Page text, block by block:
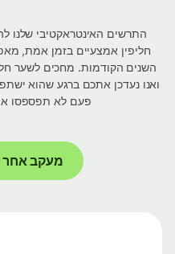
השנים הקודמות. מחכים לשער
ואנו נעדכן אתכם ברגע שהוא
פעם לא תפספסו את
מעקב אחר